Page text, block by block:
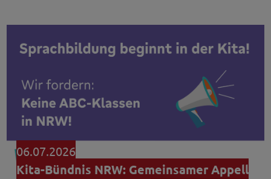
06.07.2026
Kita-Bündnis NRW: Gemeinsamer Appell